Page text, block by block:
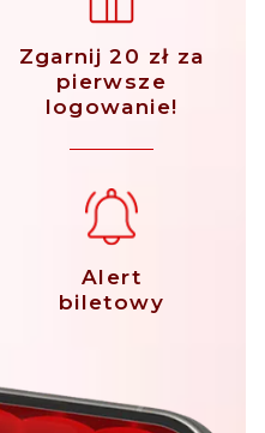
Krzystka. W filmie o
skok na własne
się w Tomka.
Zgarnij 20 zł za
pierwsze
logowanie!
Alert
biletowy